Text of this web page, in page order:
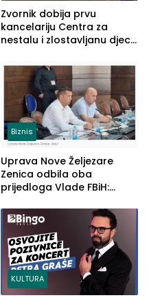
Zvornik dobija prvu
kancelariju Centra za
nestalu i zlostavljanu djecu
Biznis
Uprava Nove Željezare
Zenica odbila oba
prijedloga Vlade FBiH:
rješenje
KULTURA